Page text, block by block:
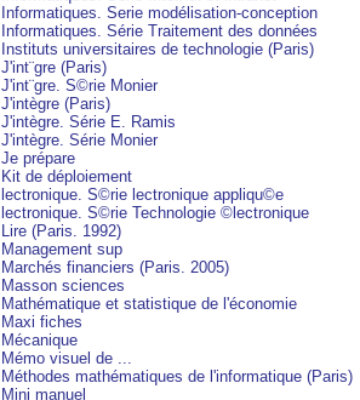
Informatiques. Serie modélisation-conception
Informatiques. Série Traitement des données
Instituts universitaires de technologie (Paris)
J'int¨gre (Paris)
J'int¨gre. S©rie Monier
J'intègre (Paris)
J'intègre. Série E. Ramis
J'intègre. Série Monier
Je prépare
Kit de déploiement
lectronique. S©rie lectronique appliqu©e
lectronique. S©rie Technologie ©lectronique
Lire (Paris. 1992)
Management sup
Marchés financiers (Paris. 2005)
Masson sciences
Mathématique et statistique de l'économie
Maxi fiches
Mécanique
Mémo visuel de ...
Méthodes mathématiques de l'informatique (Paris)
Mini manuel